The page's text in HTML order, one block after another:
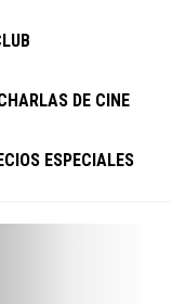
DE CINE
ESPECIALES